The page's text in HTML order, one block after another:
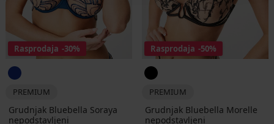
Rasprodaja -30%
PREMIUM
Grudnjak Bluebella Soraya
nepodstavljeni
Rasprodaja -50%
PREMIUM
Grudnjak Bluebella Morelle
nepodstavljeni